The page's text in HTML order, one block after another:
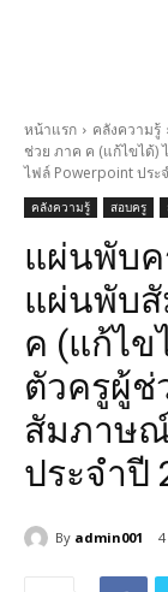
หน้าแรก คลังความรู้
ช่วย ภาค ค (แก้ไขได้
ไฟล์ Powerpoint ประ
คลังความรู้ สอบครู
แผ่นพับค
แผ่นพับ
ค (แก้ไ
ตัวครูผู้ช่
สัมภาษณ์
ประจำปี
By admin001